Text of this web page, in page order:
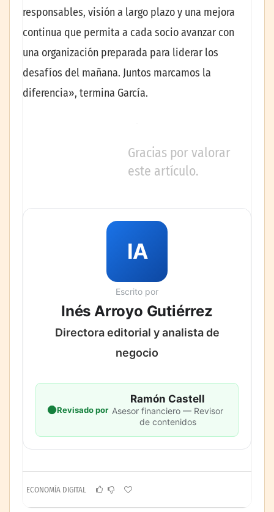
responsables, visión a largo plazo y una mejora
continua que permita a cada socio avanzar con
una organización preparada para liderar los
desafíos del mañana. Juntos marcamos la
diferencia», termina García.
Gracias por valorar
este artículo.
IA
Escrito por
Inés Arroyo Gutiérrez
Directora editorial y analista de
negocio
Revisado por
Ramón Castell
Asesor financiero — Revisor
de contenidos
ECONOMÍA DIGITAL